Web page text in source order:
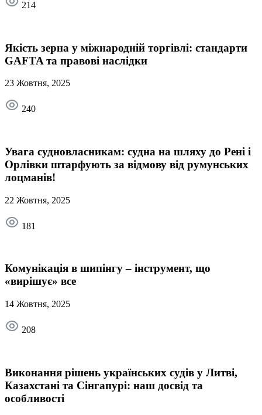
214
Якість зерна у міжнародній торгівлі: стандарти
GAFTA та правові наслідки
23 Жовтня, 2025
240
Увага судновласникам: судна на шляху до Рені і
Орлівки штарфують за відмову від румунських
лоцманів!
22 Жовтня, 2025
181
Комунікація в шипінгу – інструмент, що
«вирішує» все
14 Жовтня, 2025
208
Виконання рішень українських судів у Литві,
Казахстані та Сінгапурі: наш досвід та
особливості